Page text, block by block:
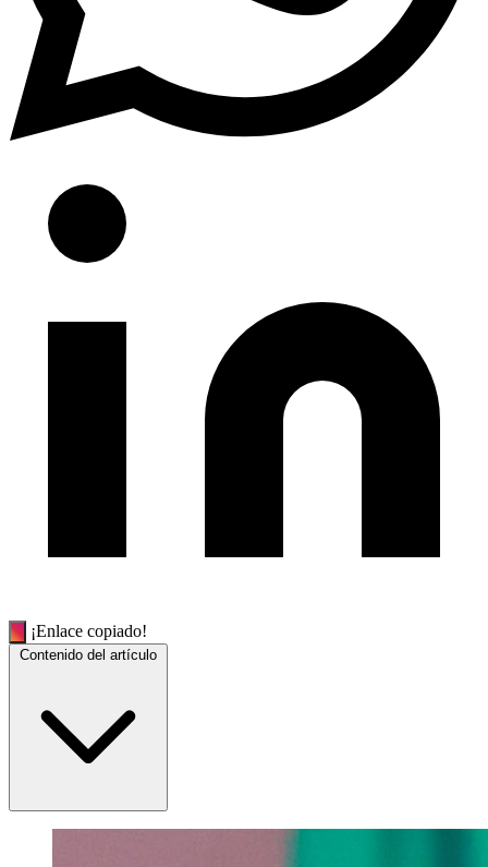
¡Enlace copiado!
Contenido del artículo